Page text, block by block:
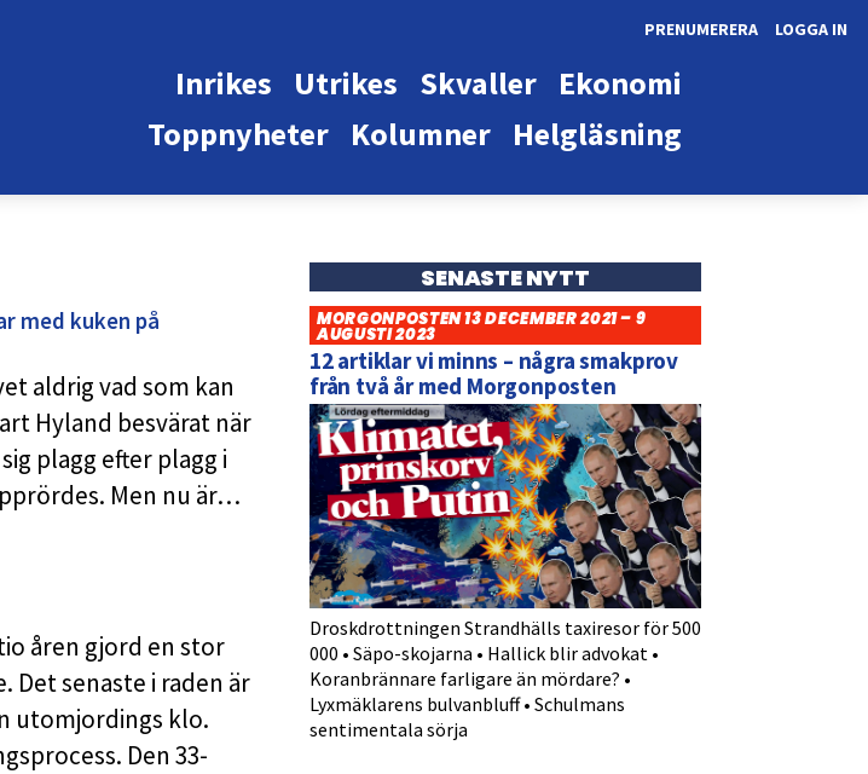
LOGGA IN
PRENUMERERA
Ekonomi
Skvaller
Utrikes
Inrikes
Helgläsning
Kolumner
Toppnyheter
med kuken på
aldrig vad som kan
Hyland besvärat när
plagg efter plagg i
Men nu är…
åren gjord en stor
senaste i raden är
utomjordings klo.
Den 33-
SENASTE NYTT
MORGONPOSTEN 13 DECEMBER 2021 – 9
AUGUSTI 2023
12 artiklar vi minns – några smakprov
från två år med Morgonposten
Droskdrottningen Strandhälls taxiresor för 500
000 • Säpo-skojarna • Hallick blir advokat •
Koranbrännare farligare än mördare? •
Lyxmäklarens bulvanbluff • Schulmans
sentimentala sörja